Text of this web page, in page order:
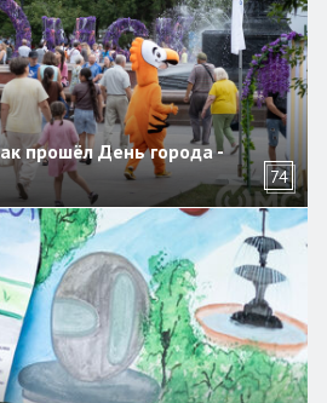
прошёл День города -
74